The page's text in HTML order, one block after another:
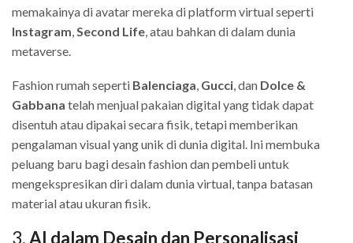
memakainya di avatar mereka di platform virtual seperti
Instagram,Second Life, atau bahkan di dalam dunia
metaverse.
Fashion rumah seperti Balenciaga, Gucci, dan Dolce &
Gabbana telah menjual pakaian digital yang tidak dapat
disentuh atau dipakai secara fisik, tetapi memberikan
pengalaman visual yang unik di dunia digital. Ini membuka
peluang baru bagi desain fashion dan pembeli untuk
mengekspresikan diri dalam dunia virtual, tanpa batasan
material atau ukuran fisik.
3.AI dalam Desain dan Personalisasi